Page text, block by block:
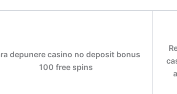
depunere casino no deposit bonus
100 free spins